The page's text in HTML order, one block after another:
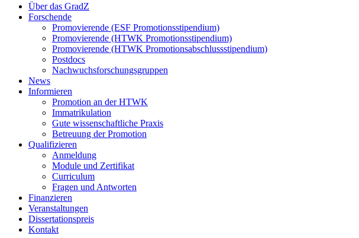
Über das GradZ
Forschende
Promovierende (ESF Promotionsstipendium)
Promovierende (HTWK Promotionsstipendium)
Promovierende (HTWK Promotionsabschlussstipendium)
Postdocs
Nachwuchsforschungsgruppen
News
Informieren
Promotion an der HTWK
Immatrikulation
Gute wissenschaftliche Praxis
Betreuung der Promotion
Qualifizieren
Anmeldung
Module und Zertifikat
Curriculum
Fragen und Antworten
Finanzieren
Veranstaltungen
Dissertationspreis
Kontakt